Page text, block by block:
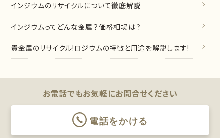
インジウムのリサイクルについて徹底解説
インジウムってどんな金属？価格相場は？
貴金属のリサイクル!ロジウムの特徴と用途を解説します!
お電話でもお気軽にお問合せください
電話をかける